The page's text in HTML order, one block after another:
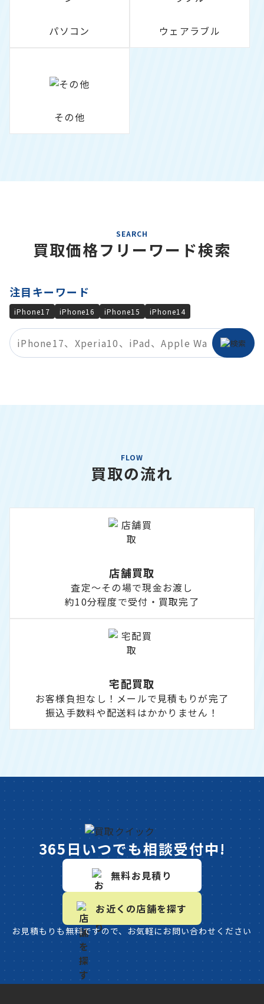
パソコン ウェアラブル
その他
SEARCH
買取価格フリーワード検索
注目キーワード
iPhone17 iPhone16 iPhone15 iPhone14
FLOW
買取の流れ
店舗買取
査定～その場で現金お渡し
約10分程度で受付・買取完了
宅配買取
お客様負担なし！メールで見積もりが完了
振込手数料や配送料はかかりません！
365日いつでも相談受付中!
無料お見積り
お近くの店舗を探す
お見積もりも無料ですので、お気軽にお問い合わせください